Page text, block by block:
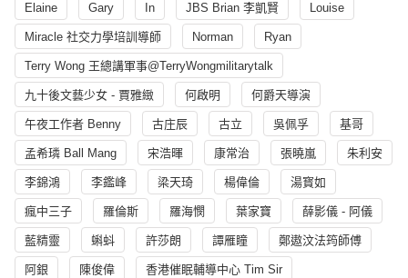
Elaine Gary In JBS Brian 李凱賢 Louise
Miracle 社交力學培訓導師 Norman Ryan
Terry Wong 王總講軍事@TerryWongmilitarytalk
九十後文藝少女 - 賈雅緻 何啟明 何爵天導演
午夜工作者 Benny 古庄辰 古立 吳佩孚 基哥
孟希璘 Ball Mang 宋浩暉 康常治 張曉嵐 朱利安
李錦鴻 李鑑峰 梁天琦 楊偉倫 湯寳如
瘋中三子 羅倫斯 羅海憫 葉家寶 薛影儀 - 阿儀
藍精靈 蝌蚪 許莎朗 譚雁瞳 鄭遨汶法筠師傅
阿銀 陳俊偉 香港催眠輔導中心 Tim Sir